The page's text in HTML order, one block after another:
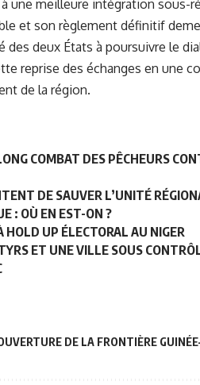
une meilleure intégration sous-
et son règlement définitif
deux États à poursuivre le
reprise des échanges en une
de la région.
COMBAT DES PÊCHEURS
DE SAUVER L’UNITÉ
: OÙ EN EST-ON ?
HOLD UP ÉLECTORAL AU NIGER
ET UNE VILLE SOUS
DE LA FRONTIÈRE